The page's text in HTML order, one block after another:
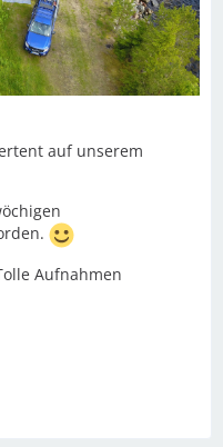
auf unserem
Aufnahmen